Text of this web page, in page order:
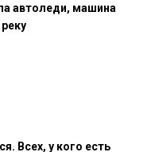
автоледи, машина
Всех, у кого есть